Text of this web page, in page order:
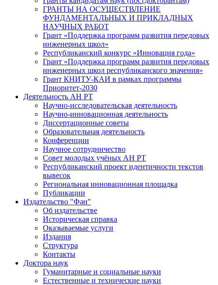
ГРАНТЫ НА ОСУЩЕСТВЛЕНИЕ
ФУНДАМЕНТАЛЬНЫХ И ПРИКЛАДНЫХ
НАУЧНЫХ РАБОТ
Грант «Поддержка программ развития передовых
инженерных школ»
Республиканский конкурс «Инновация года»
Грант «Поддержка программ развития передовых
инженерных школ республиканского значения»
Грант КНИТУ-КАИ в рамках программы
Приоритет-2030
Деятельность АН РТ
Научно-исследовательская деятельность
Научно-инновационная деятельность
Диссертационные советы
Образовательная деятельность
Конференции
Научное сотрудничество
Совет молодых учёных АН РТ
Республиканский проект идентичности текстов
вывесок
Региональная инновационная площадка
Публикации
Издательство "Фән"
Об издательстве
Историческая справка
Оказываемые услуги
Издания
Структура
Контакты
Доктора наук
Гуманитарные и социальные науки
Естественные и технические науки